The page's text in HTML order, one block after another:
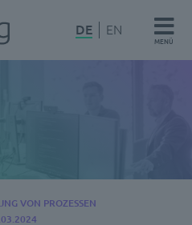
DE EN
MENÜ
VON PROZESSEN